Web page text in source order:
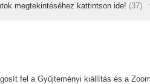
megtekintéséhez kattintson ide! (37)
fel a Gyűjteményi kiállítás és a